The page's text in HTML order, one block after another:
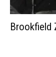
Brookfield